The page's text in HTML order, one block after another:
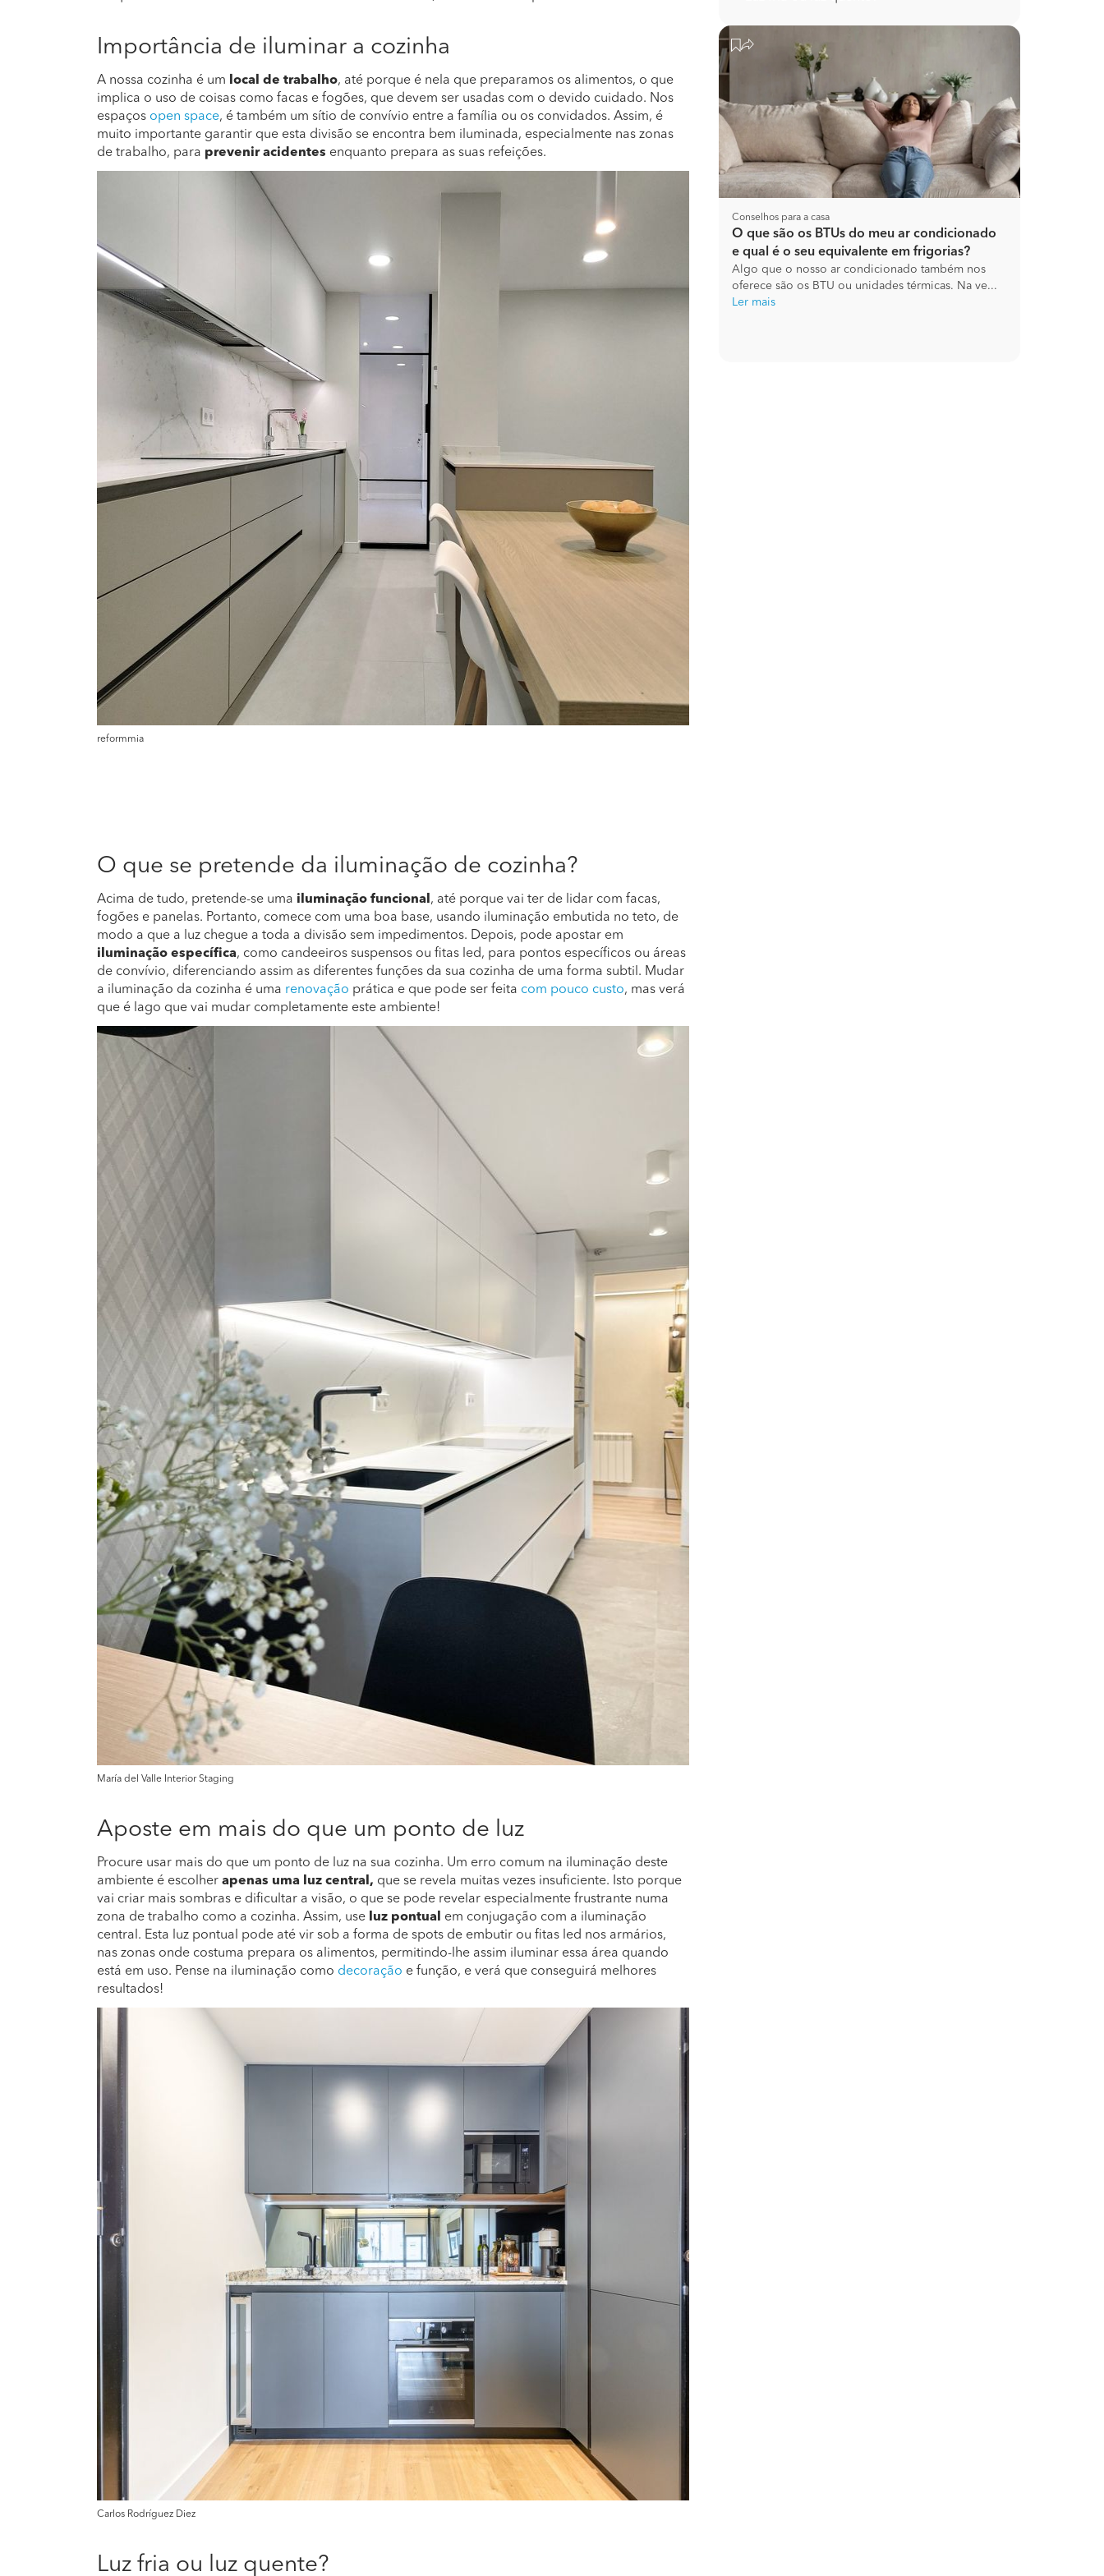
Importância de iluminar a cozinha
A nossa cozinha é um local de trabalho, até porque é nela que preparamos os alimentos, o que
implica o uso de coisas como facas e fogões, que devem ser usadas com o devido cuidado. Nos
espaços open space, é também um sítio de convívio entre a família ou os convidados. Assim, é
muito importante garantir que esta divisão se encontra bem iluminada, especialmente nas zonas
de trabalho, para prevenir acidentes enquanto prepara as suas refeições.
reformmia
O que se pretende da iluminação de cozinha?
Acima de tudo, pretende-se uma iluminação funcional , até porque vai ter de lidar com facas,
fogões e panelas. Portanto, comece com uma boa base, usando iluminação embutida no teto, de
modo a que a luz chegue a toda a divisão sem impedimentos. Depois, pode apostar em
iluminação específica, como candeeiros suspensos ou fitas led, para pontos específicos ou áreas
de convívio, diferenciando assim as diferentes funções da sua cozinha de uma forma subtil. Mudar
a iluminação da cozinha é uma renovação prática e que pode ser feita com pouco custo, mas verá
que é lago que vai mudar completamente este ambiente!
María del Valle Interior Staging
Aposte em mais do que um ponto de luz
Procure usar mais do que um ponto de luz na sua cozinha. Um erro comum na iluminação deste
ambiente é escolher apenas uma luz central, que se revela muitas vezes insuficiente. Isto porque
vai criar mais sombras e dificultar a visão, o que se pode revelar especialmente frustrante numa
zona de trabalho como a cozinha. Assim, use
luz pontual
em conjugação com a iluminação
central. Esta luz pontual pode até vir sob a forma de spots de embutir ou fitas led nos armários,
nas zonas onde costuma prepara os alimentos, permitindo-lhe assim iluminar essa área quando
está em uso. Pense na iluminação como decoração e função, e verá que conseguirá melhores
resultados!
Carlos Rodríguez Diez
Luz fria ou luz quente?
Conselhos para a casa
O que são os BTUs do meu ar condicionado
e qual é o seu equivalente em frigorias?
Algo que o nosso ar condicionado também nos
oferece são os BTU ou unidades térmicas. Na ve...
Ler mais